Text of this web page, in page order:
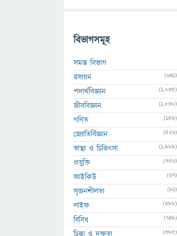
বিভাগসমূহ
সমস্ত বিভাগ
রসায়ন
(641)
পদার্থবিজ্ঞান (1,035)
জীববিজ্ঞান (1,830)
গণিত (159)
জ্যোতির্বিজ্ঞান (526)
স্বাস্থ্য ও চিকিৎসা (1,989)
প্রযুক্তি (736)
আইকিউ (67)
সৃজনশীলতা (81)
লাইফ (388)
বিবিধ (749)
চিন্তা ও দক্ষতা (385)